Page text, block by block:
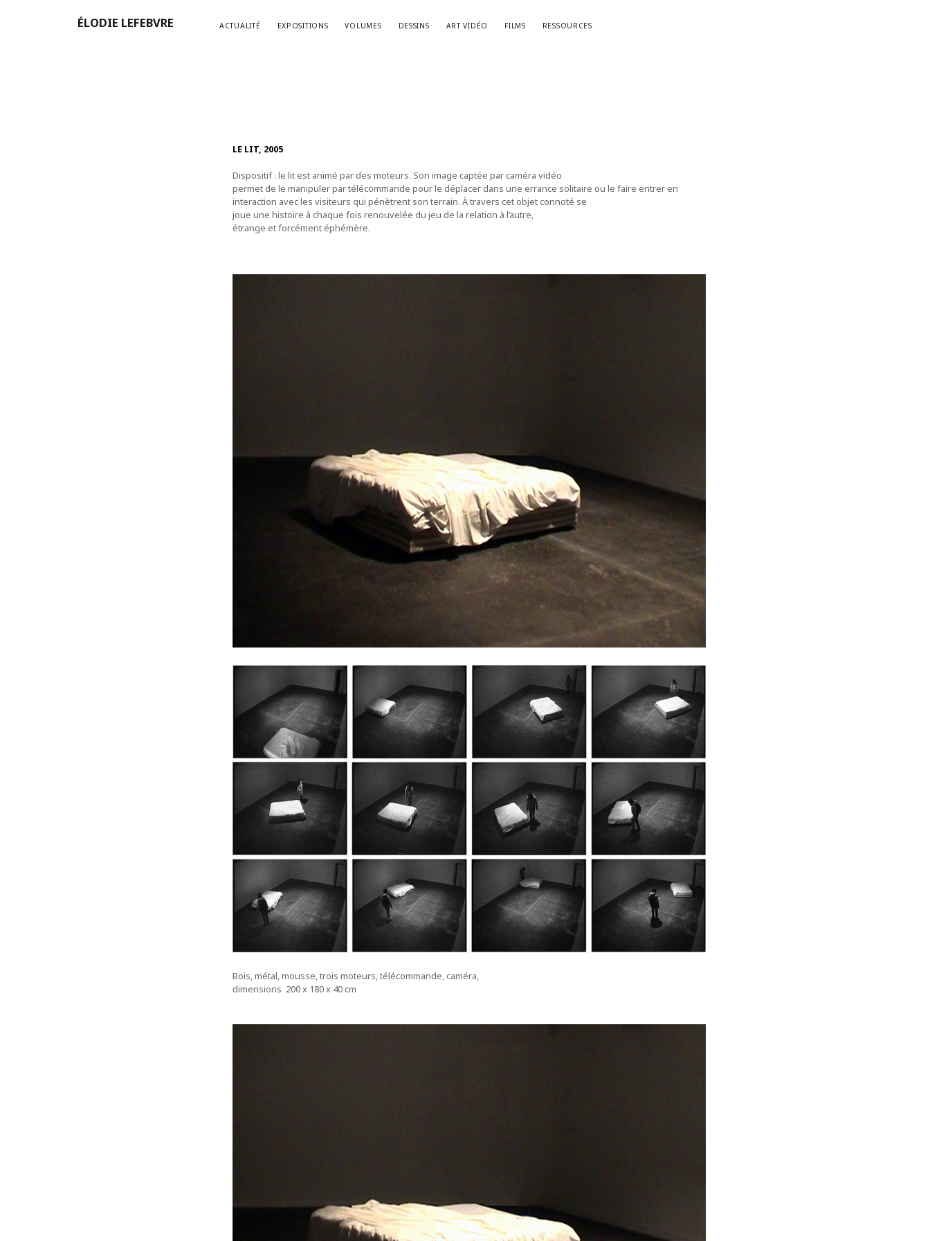
ÉLODIE LEFEBVRE ACTUALITÉ EXPOSITIONS VOLUMES DESSINS ART VIDÉO FILMS RESSOURCES
LE LIT, 2005
Dispositif : le lit est animé par des moteurs. Son image captée par caméra vidéo
permet de le manipuler par télécommande pour le déplacer dans une errance solitaire ou le faire entrer en
interaction avec les visiteurs qui pénètrent son terrain. À travers cet objet connoté se
joue une histoire à chaque fois renouvelée du jeu de la relation à l’autre,
étrange et forcément éphémère.
Bois, métal, mousse, trois moteurs, télécommande, caméra,
dimensions 200 x 180 x 40 cm